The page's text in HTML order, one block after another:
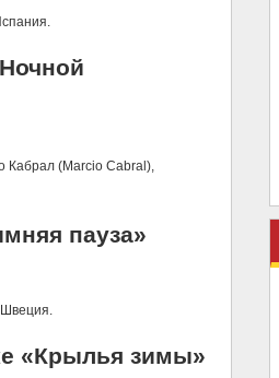
Кабрал (Marcio Cabral),
пауза»
«Крылья зимы»